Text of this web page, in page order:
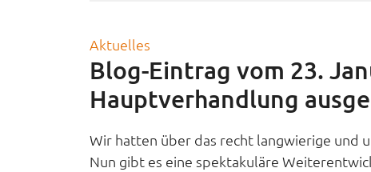
Aktuelles
Blog-Eintrag vom 23.
Hauptverhandlung
Wir hatten über das recht langwierige und
Nun gibt es eine spektakuläre